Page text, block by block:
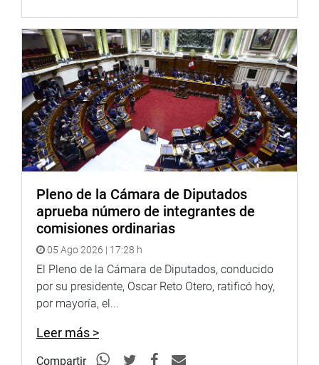
Los congresistas Luz Salgado (FP), Lourdes Alcorta (FP),
Edwin Donayre (APP), Juan Sheput (PPK) expresaron su
respaldo al proyecto de ley presentado por Jorge del
Castillo. (JON)
PRENSA-CONGRESO-21-01-19
Pleno de la Cámara de Diputados
aprueba número de integrantes de
comisiones ordinarias
05 Ago 2026 | 17:28 h
El Pleno de la Cámara de Diputados, conducido
por su presidente, Oscar Reto Otero, ratificó hoy,
por mayoría, el...
Leer más >
Compartir